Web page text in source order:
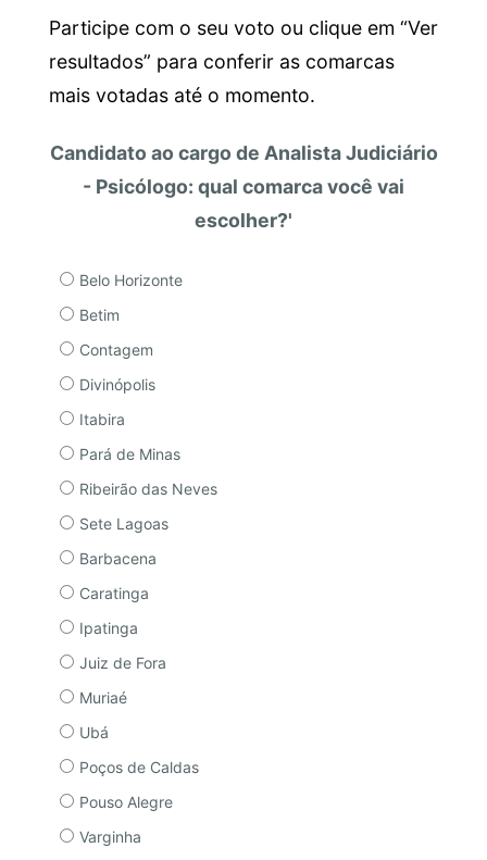
Participe com o seu voto ou clique em “Ver
resultados” para conferir as comarcas
mais votadas até o momento.
Candidato ao cargo de Analista Judiciário
- Psicólogo: qual comarca você vai
escolher?'
Belo Horizonte
Betim
Contagem
Divinópolis
Itabira
Pará de Minas
Ribeirão das Neves
Sete Lagoas
Barbacena
Caratinga
Ipatinga
Juiz de Fora
Muriaé
Ubá
Poços de Caldas
Pouso Alegre
Varginha